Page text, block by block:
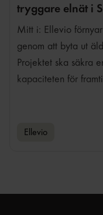
tryggare elnät i
Mitt i: Ellevio
genom att byta ut
Projektet ska säkra
kapaciteten för
Ellevio